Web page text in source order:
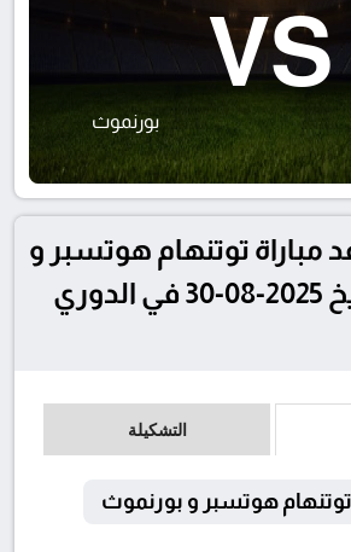
VS
بورنموث
مباراة توتنهام هوتسبر و
بورنموث بتاريخ 2025-08-30 في الدوري
التشكيلة
توتنهام هوتسبر و بورنموث